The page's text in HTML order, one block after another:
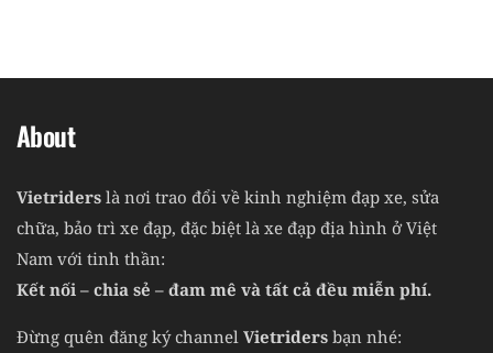
About
Vietriders là nơi trao đổi về kinh nghiệm đạp xe, sửa
chữa, bảo trì xe đạp, đặc biệt là xe đạp địa hình ở Việt
Nam với tinh thần:
Kết nối – chia sẻ – đam mê và tất cả đều miễn phí.
Đừng quên đăng ký channel Vietriders bạn nhé: